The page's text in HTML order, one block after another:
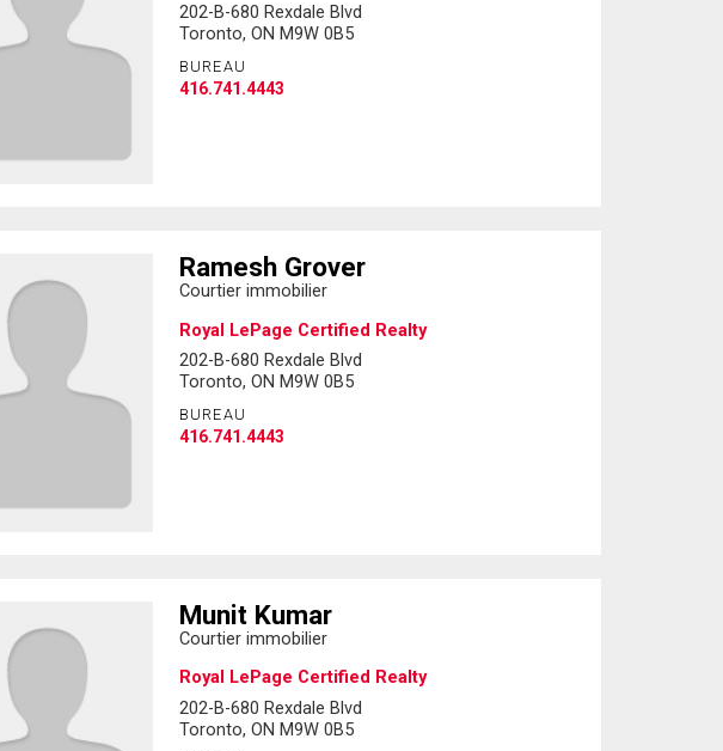
202-B-680 Rexdale Blvd
Toronto, ON M9W 0B5
BUREAU
416.741.4443
Ramesh Grover
Courtier immobilier
Royal LePage Certified Realty
202-B-680 Rexdale Blvd
Toronto, ON M9W 0B5
BUREAU
416.741.4443
Munit Kumar
Courtier immobilier
Royal LePage Certified Realty
202-B-680 Rexdale Blvd
Toronto, ON M9W 0B5